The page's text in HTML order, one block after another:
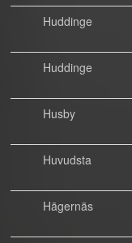
Huddinge
Huddinge
Husby
Huvudsta
Hägernäs